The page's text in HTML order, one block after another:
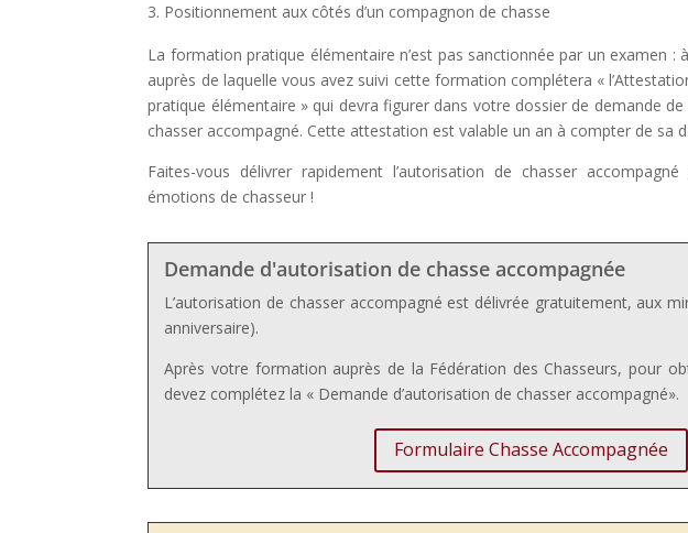
Positionnement aux côtés d’un compagnon de chasse
La formation pratique élémentaire n’est pas sanctionnée par un examen :
auprès de laquelle vous avez suivi cette formation complétera «
pratique élémentaire » qui devra figurer dans votre dossier de demande de
chasser accompagné. Cette attestation est valable un an à compter de sa
Faites-vous délivrer rapidement l’autorisation de chasser
émotions de chasseur !
Demande d'autorisation de chasse accompagnée
L’autorisation de chasser accompagné est délivrée gratuitement, aux
anniversaire).
Après votre formation auprès de la Fédération des Chasseurs, pour
devez complétez la « Demande d’autorisation de chasser accompagné».
Formulaire Chasse Accompagnée